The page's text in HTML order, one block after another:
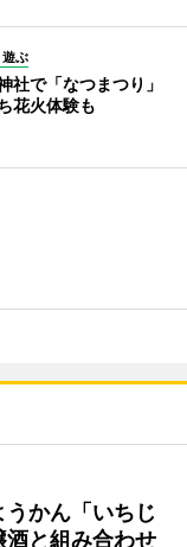
遊ぶ
社で「なつまつり」
花火体験も
うかん「いちじ
と組み合わせ